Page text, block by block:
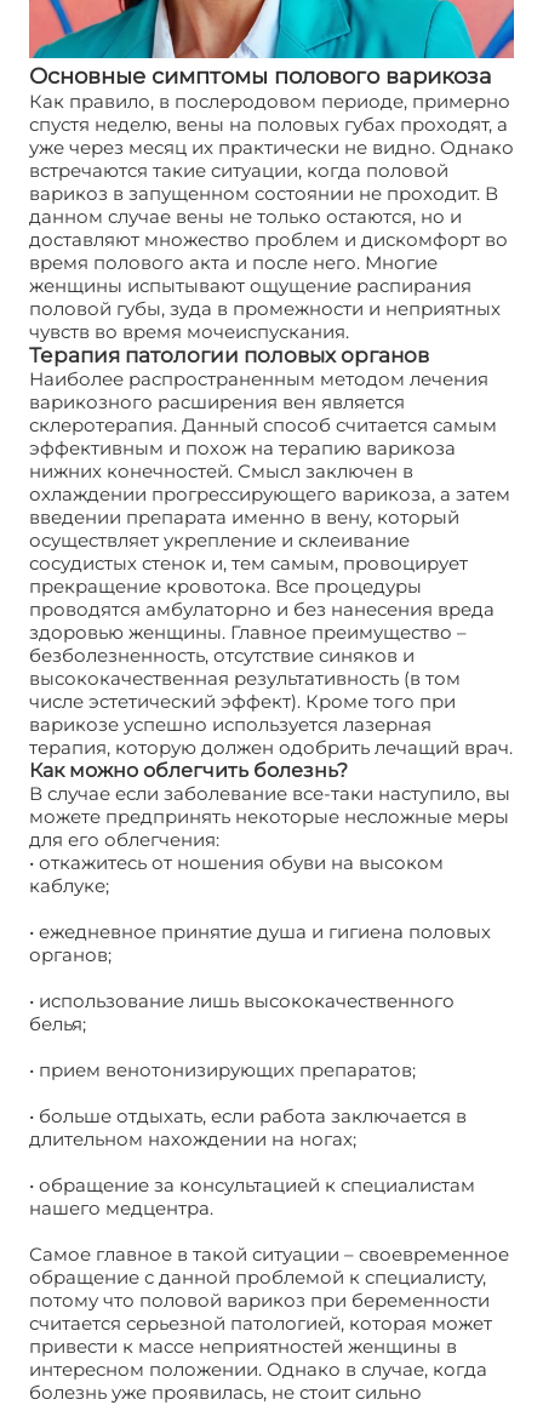
Основные симптомы полового варикоза
Как правило, в послеродовом периоде, примерно
спустя неделю, вены на половых губах проходят, а
уже через месяц их практически не видно. Однако
встречаются такие ситуации, когда половой
варикоз в запущенном состоянии не проходит. В
данном случае вены не только остаются, но и
доставляют множество проблем и дискомфорт во
время полового акта и после него. Многие
женщины испытывают ощущение распирания
половой губы, зуда в промежности и неприятных
чувств во время мочеиспускания.
Терапия патологии половых органов
Наиболее распространенным методом лечения
варикозного расширения вен является
склеротерапия. Данный способ считается самым
эффективным и похож на терапию варикоза
нижних конечностей. Смысл заключен в
охлаждении прогрессирующего варикоза, а затем
введении препарата именно в вену, который
осуществляет укрепление и склеивание
сосудистых стенок и, тем самым, провоцирует
прекращение кровотока. Все процедуры
проводятся амбулаторно и без нанесения вреда
здоровью женщины. Главное преимущество –
безболезненность, отсутствие синяков и
высококачественная результативность (в том
числе эстетический эффект). Кроме того при
варикозе успешно используется лазерная
терапия, которую должен одобрить лечащий врач.
Как можно облегчить болезнь?
В случае если заболевание все-таки наступило, вы
можете предпринять некоторые несложные меры
для его облегчения:
• откажитесь от ношения обуви на высоком
каблуке;
• ежедневное принятие душа и гигиена половых
органов;
• использование лишь высококачественного
белья;
• прием венотонизирующих препаратов;
• больше отдыхать, если работа заключается в
длительном нахождении на ногах;
• обращение за консультацией к специалистам
нашего медцентра.
Самое главное в такой ситуации – своевременное
обращение с данной проблемой к специалисту,
потому что половой варикоз при беременности
считается серьезной патологией, которая может
привести к массе неприятностей женщины в
интересном положении. Однако в случае, когда
болезнь уже проявилась, не стоит сильно